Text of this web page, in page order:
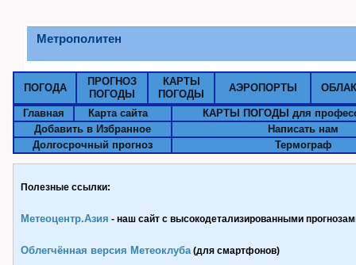
Метрополитен
ПОГОДА
ПРОГНОЗ
ПОГОДЫ
КАРТЫ
ПОГОДЫ
АЭРОПОРТЫ
Главная Карта сайта
КАРТЫ ПОГОДЫ для
Добавить в Избранное
Написать нам
Долгосрочный прогноз
Термограф
Полезные ссылки:
Метеоцентр.Азия - наш сайт с высокодетализированными
Облегчённая версия Метеоклуба(для смартфонов)